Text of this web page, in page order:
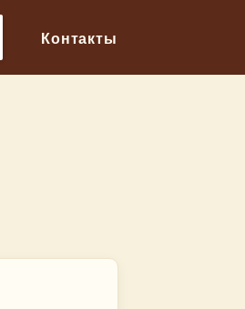
Контакты